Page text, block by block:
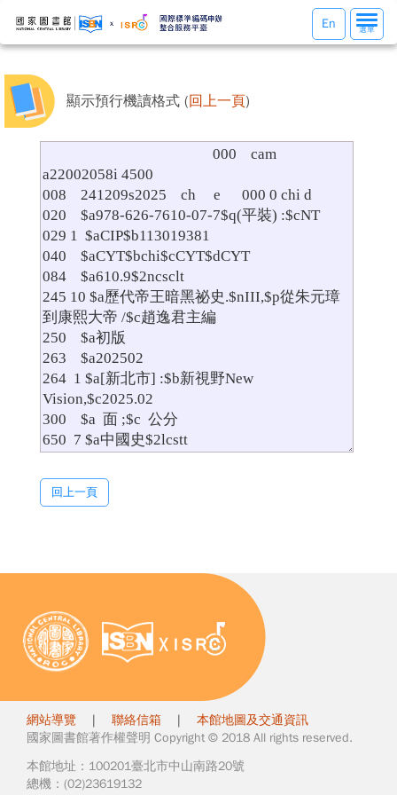
選
單
選單
En
顯示預行機讀格式 (回上一頁)
回上一頁
網站導覽 | 聯絡信箱 | 本館地圖及交通資訊
國家圖書館著作權聲明 Copyright © 2018 All rights reserved.
本館地址：100201臺北市中山南路20號
總機：(02)23619132